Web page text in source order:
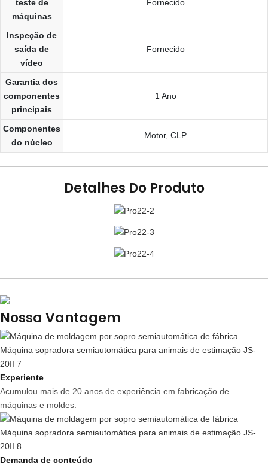
teste de
máquinas
Fornecido
Inspeção de
saída de
vídeo
Fornecido
Garantia dos
componentes
principais
1 Ano
Componentes
do núcleo
Motor, CLP
Detalhes Do Produto
Nossa Vantagem
Experiente
Acumulou mais de 20 anos de experiência em fabricação de
máquinas e moldes.
Demanda de conteúdo